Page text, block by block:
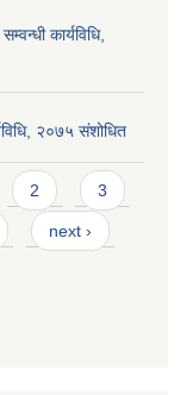
कार्यविधि,
२०७५ संशोधित
2 3
next ›